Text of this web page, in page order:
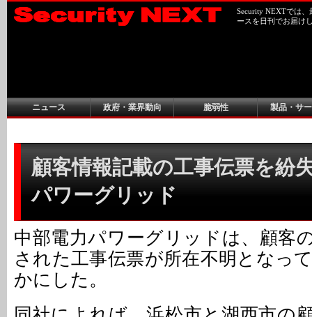
Security NEXTでは
ースを日刊でお届け
ニュース 政府・業界動向 脆弱性 製品・サ
顧客情報記載の工事伝票を紛
パワーグリッド
中部電力パワーグリッドは、顧客
された工事伝票が所在不明となっ
かにした。